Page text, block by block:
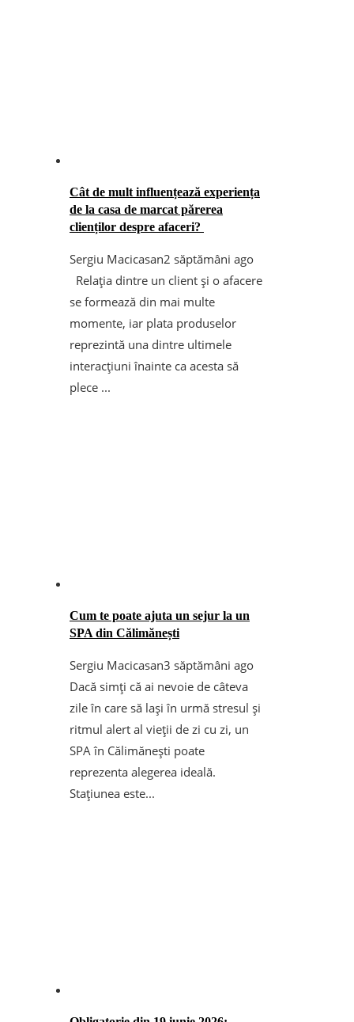
Cât de mult influențează experiența
de la casa de marcat părerea
clienților despre afaceri?
Sergiu Macicasan2 săptămâni ago
Relația dintre un client și o afacere
se formează din mai multe
momente, iar plata produselor
reprezintă una dintre ultimele
interacțiuni înainte ca acesta să
plece ...
Cum te poate ajuta un sejur la un
SPA din Călimănești
Sergiu Macicasan3 săptămâni ago
Dacă simți că ai nevoie de câteva
zile în care să lași în urmă stresul și
ritmul alert al vieții de zi cu zi, un
SPA în Călimănești poate
reprezenta alegerea ideală.
Stațiunea este...